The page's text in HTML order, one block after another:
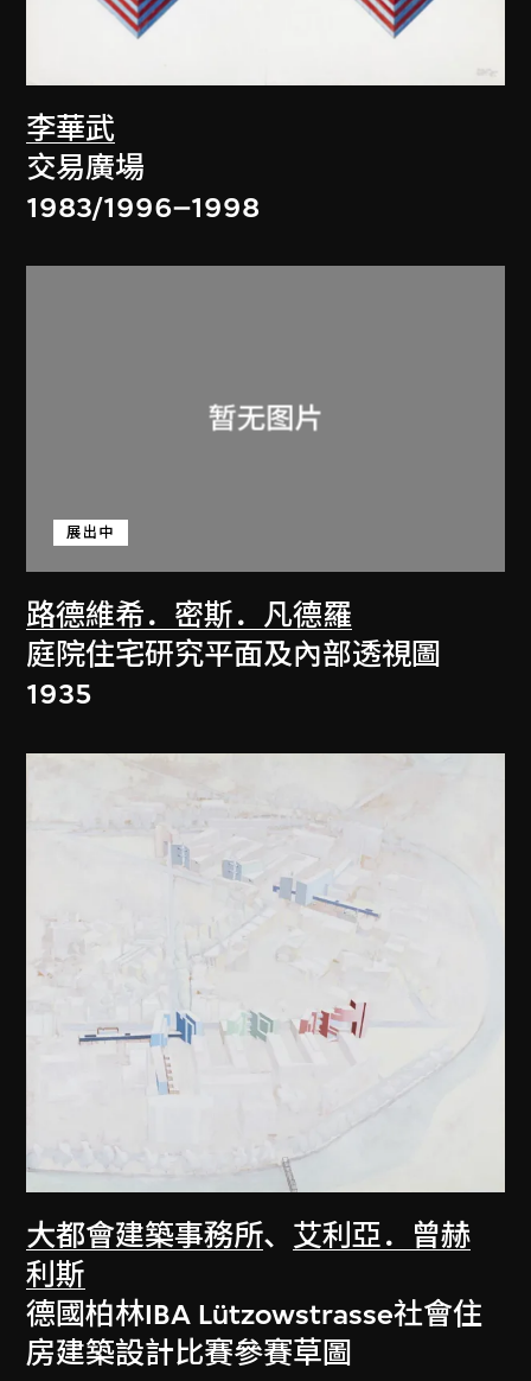
李華武
交易廣場
1983/1996–1998
路德維希．密斯．凡德羅
展出中
庭院住宅研究平面及內部透視圖
1935
大都會建築事務所、 艾利亞．曾赫
利斯
德國柏林IBA Lützowstrasse社會住
房建築設計比賽參賽草圖